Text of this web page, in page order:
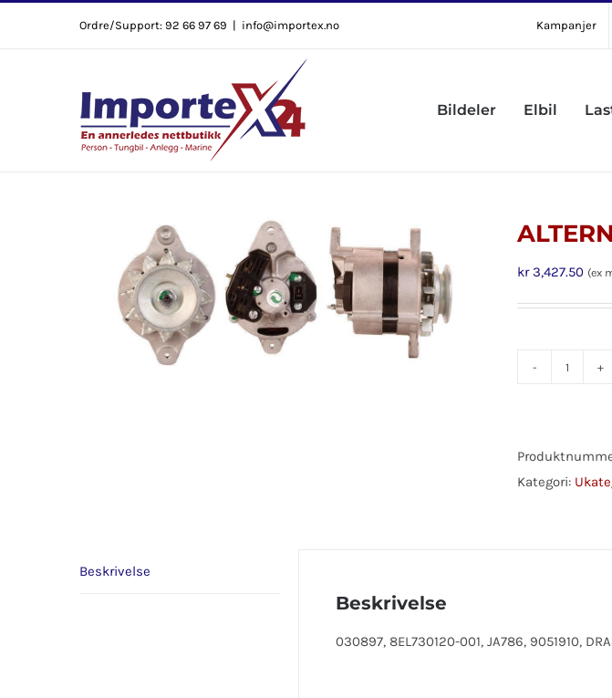
Ordre/Support: 92 66 97 69 | info@importex.no Kampanjer
Bildeler Elbil
kr3,427.50 (ex
antall
Kategori:
Beskrivelse
Beskrivelse
030897, 8EL730120-001, JA786, 9051910,